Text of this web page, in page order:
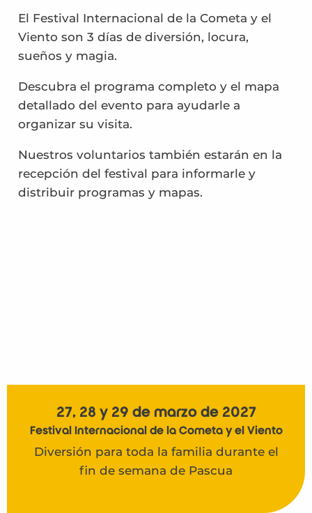
El Festival Internacional de la Cometa y el
Viento son 3 días de diversión, locura,
sueños y magia.
Descubra el programa completo y el mapa
detallado del evento para ayudarle a
organizar su visita.
Nuestros voluntarios también estarán en la
recepción del festival para informarle y
distribuir programas y mapas.
27, 28 y 29 de marzo de 2027
Festival Internacional de la Cometa y el Viento
Diversión para toda la familia durante el
fin de semana de Pascua